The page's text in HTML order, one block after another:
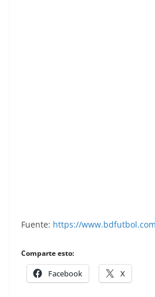
Fuente: https://
Comparte esto:
Facebook X